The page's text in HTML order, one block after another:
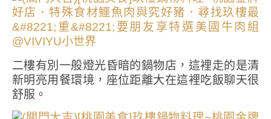
二樓有別一般燈光昏暗的鍋物店，這裡走的是清
新明亮用餐環境，座位距離大在這裡吃飯聊天很
舒服。